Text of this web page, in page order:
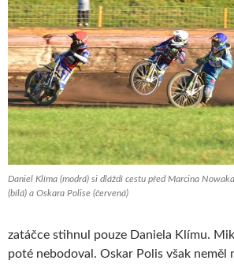
Daniel Klíma (modrá) si dláždí cestu před Marcina Nowaka
(bílá) a Oskara Polise (červená)
zatáčce stihnul pouze Daniela Klímu.
poté nebodoval. Oskar Polis však neměl